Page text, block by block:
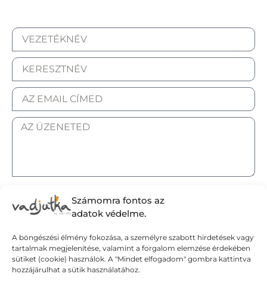
Számomra fontos az
adatok védelme.
A böngészési élmény fokozása, a személyre szabott hirdetések vagy
tartalmak megjelenítése, valamint a forgalom elemzése érdekében
sütiket (cookie) használok. A "Mindet elfogadom" gombra kattintva
hozzájárulhat a sütik használatához.
Elküldöm